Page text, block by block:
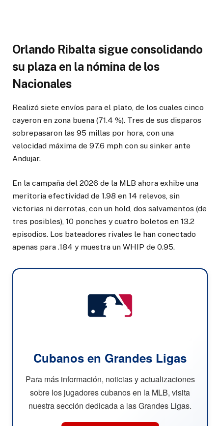
Orlando Ribalta sigue consolidando
su plaza en la nómina de los
Nacionales
Realizó siete envíos para el plato, de los cuales cinco
cayeron en zona buena (71.4 %). Tres de sus disparos
sobrepasaron las 95 millas por hora, con una
velocidad máxima de 97.6 mph con su sinker ante
Andujar.
En la campaña del 2026 de la MLB ahora exhibe una
meritoria efectividad de 1.98 en 14 relevos, sin
victorias ni derrotas, con un hold, dos salvamentos (de
tres posibles), 10 ponches y cuatro boletos en 13.2
episodios. Los bateadores rivales le han conectado
apenas para .184 y muestra un WHIP de 0.95.
Cubanos en Grandes Ligas
Para más información, noticias y actualizaciones
sobre los jugadores cubanos en la MLB, visita
nuestra sección dedicada a las Grandes Ligas.